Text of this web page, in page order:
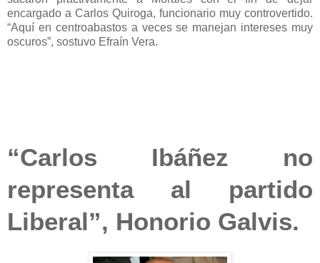
encargado a Carlos Quiroga, funcionario muy controvertido.
“Aquí en centroabastos a veces se manejan intereses muy
oscuros”, sostuvo Efraín Vera.
“Carlos Ibáñez no
representa al partido
Liberal”, Honorio Galvis.